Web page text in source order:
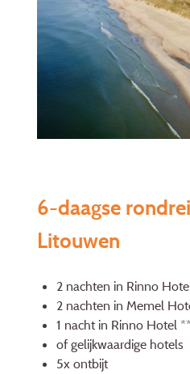
6-daagse
Litouwen
2 nachten in Rinno
2 nachten in Memel
1 nacht in Rinno Hotel
of gelijkwaardige hotels
5x ontbijt